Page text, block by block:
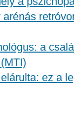
arénás
a
ez a